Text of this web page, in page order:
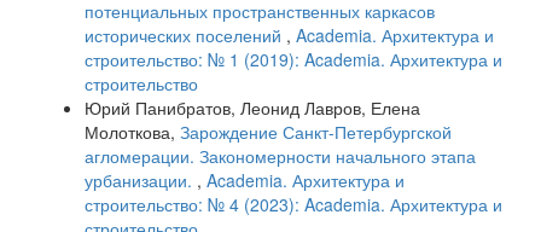
потенциальных пространственных каркасов
исторических поселений , Academia. Архитектура и
строительство: № 1 (2019): Academia. Архитектура и
строительство
Юрий Панибратов, Леонид Лавров, Елена
Молоткова, Зарождение Санкт-Петербургской
агломерации. Закономерности начального этапа
урбанизации. , Academia. Архитектура и
строительство: № 4 (2023): Academia. Архитектура и